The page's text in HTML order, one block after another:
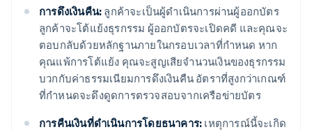
การดึงเงินคืน: ลูกค้าจะเป็นผู้ดำเนินการผ่านผู้ออกบัตร
ลูกค้าจะโต้แย้งธุรกรรม ผู้ออกบัตรจะเปิดคดี และคุณจะ
ตอบกลับด้วยหลักฐานภายในกรอบเวลาที่กำหนด หาก
คุณแพ้การโต้แย้ง คุณจะสูญเสียจำนวนเงินของธุรกรรม
บวกกับค่าธรรมเนียมการดึงเงินคืน อัตราที่สูงกว่าเกณฑ์
ที่กำหนดจะดึงดูดการตรวจสอบจากเครือข่ายบัตร
การคืนเงินที่ดำเนินการโดยธนาคาร: เหตุการณ์นี้จะเกิด